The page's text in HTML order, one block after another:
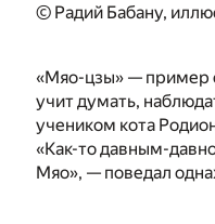
© Радий Бабану,
«Мяо-цзы» — пример
учит думать,
учеником кота
«Как-то давным-
Мяо», — поведал